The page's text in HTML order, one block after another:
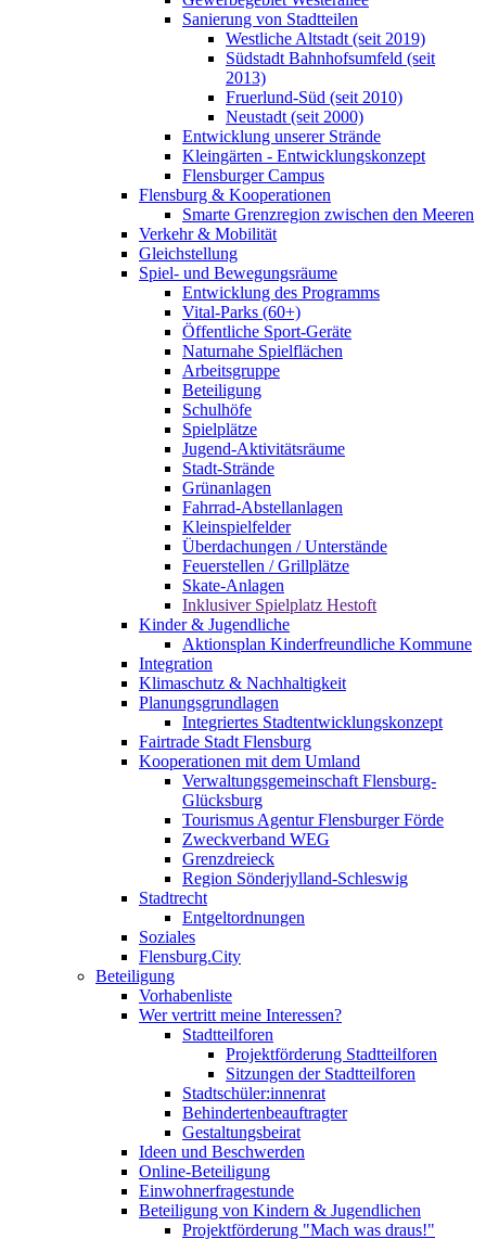
Sanierung von Stadtteilen
Westliche Altstadt (seit 2019)
Südstadt Bahnhofsumfeld (seit
2013)
Fruerlund-Süd (seit 2010)
Neustadt (seit 2000)
Entwicklung unserer Strände
Kleingärten - Entwicklungskonzept
Flensburger Campus
Flensburg & Kooperationen
Smarte Grenzregion zwischen den Meeren
Verkehr & Mobilität
Gleichstellung
Spiel- und Bewegungsräume
Entwicklung des Programms
Vital-Parks (60+)
Öffentliche Sport-Geräte
Naturnahe Spielflächen
Arbeitsgruppe
Beteiligung
Schulhöfe
Spielplätze
Jugend-Aktivitätsräume
Stadt-Strände
Grünanlagen
Fahrrad-Abstellanlagen
Kleinspielfelder
Überdachungen / Unterstände
Feuerstellen / Grillplätze
Skate-Anlagen
Inklusiver Spielplatz Hestoft
Kinder & Jugendliche
Aktionsplan Kinderfreundliche Kommune
Integration
Klimaschutz & Nachhaltigkeit
Planungsgrundlagen
Integriertes Stadtentwicklungskonzept
Fairtrade Stadt Flensburg
Kooperationen mit dem Umland
Verwaltungsgemeinschaft Flensburg-
Glücksburg
Tourismus Agentur Flensburger Förde
Zweckverband WEG
Grenzdreieck
Region Sönderjylland-Schleswig
Stadtrecht
Entgeltordnungen
Soziales
Flensburg.City
Beteiligung
Vorhabenliste
Wer vertritt meine Interessen?
Stadtteilforen
Projektförderung Stadtteilforen
Sitzungen der Stadtteilforen
Stadtschüler:innenrat
Behindertenbeauftragter
Gestaltungsbeirat
Ideen und Beschwerden
Online-Beteiligung
Einwohnerfragestunde
Beteiligung von Kindern & Jugendlichen
Projektförderung "Mach was draus!"